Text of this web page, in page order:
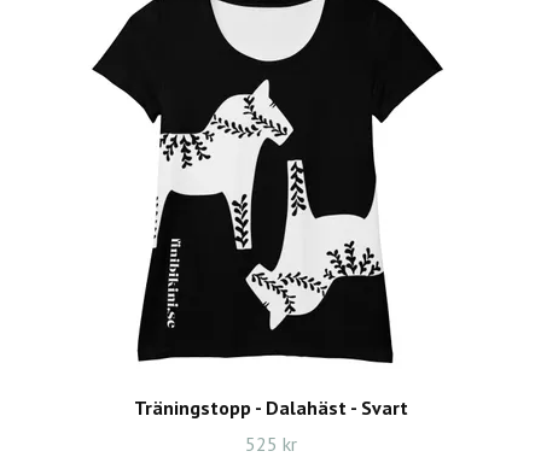
Träningstopp - Dalahäst - Svart
525 kr